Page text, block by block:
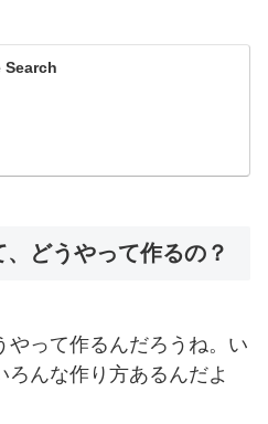
Search
どうやって作るの？
やって作るんだろうね。い
ろんな作り方あるんだよ